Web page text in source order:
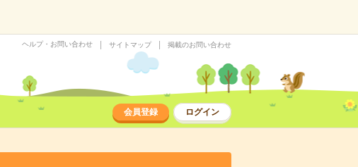
ヘルプ・お問い合わせ サイトマップ 掲載のお問い合わせ
会員登録 ログイン